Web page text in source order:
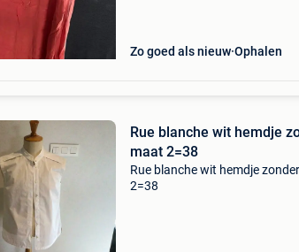
Zo goed als nieuw Ophalen
Rue blanche wit hemdje
maat 2=38
Rue blanche wit hemdje
2=38